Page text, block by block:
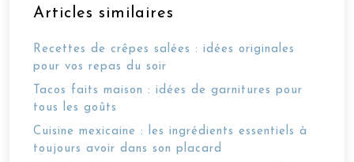
Articles similaires
Recettes de crêpes salées : idées originales
pour vos repas du soir
Tacos faits maison : idées de garnitures pour
tous les goûts
Cuisine mexicaine : les ingrédients essentiels à
toujours avoir dans son placard